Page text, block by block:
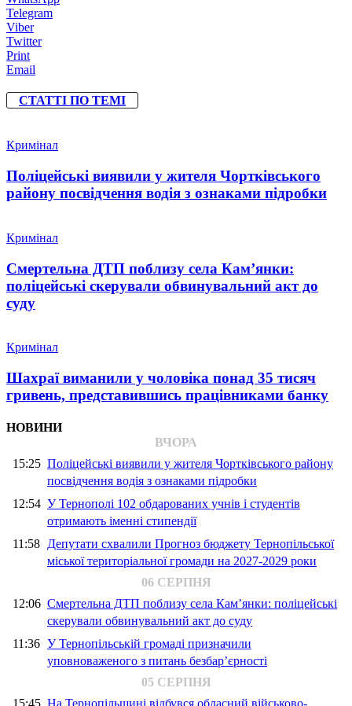
Telegram
Viber
Twitter
Print
Email
СТАТТІ ПО ТЕМІ
Кримінал
Поліцейські виявили у жителя Чортківського
району посвідчення водія з ознаками підробки
Кримінал
Смертельна ДТП поблизу села Кам’янки:
поліцейські скерували обвинувальний акт до
суду
Кримінал
Шахраї виманили у чоловіка понад 35 тисяч
гривень, представившись працівниками банку
НОВИНИ
ВЧОРА
15:25 Поліцейські виявили у жителя Чортківського району
посвідчення водія з ознаками підробки
12:54 У Тернополі 102 обдарованих учнів і студентів
отримають іменні стипендії
11:58 Депутати схвалили Прогноз бюджету Тернопільської
міської територіальної громади на 2027-2029 роки
06 СЕРПНЯ
12:06 Смертельна ДТП поблизу села Кам’янки: поліцейські
скерували обвинувальний акт до суду
11:36 У Тернопільській громаді призначили
уповноваженого з питань безбар’єрності
05 СЕРПНЯ